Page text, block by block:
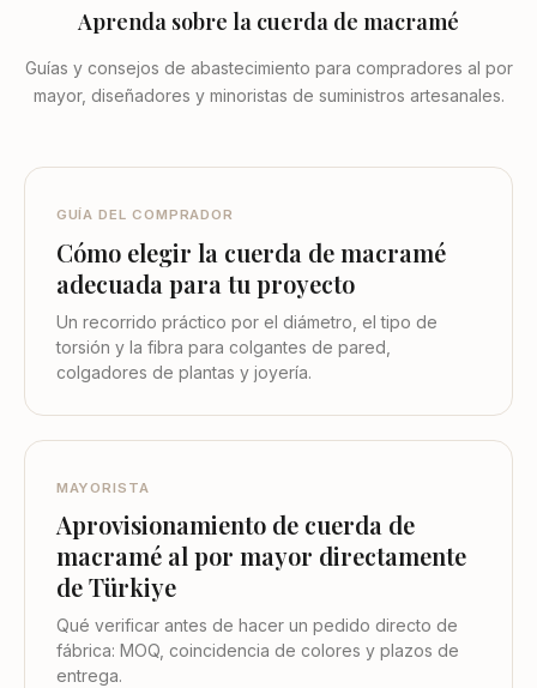
Aprenda sobre la cuerda de macramé
Guías y consejos de abastecimiento para compradores al por
mayor, diseñadores y minoristas de suministros artesanales.
GUÍA DEL COMPRADOR
Cómo elegir la cuerda de macramé
adecuada para tu proyecto
Un recorrido práctico por el diámetro, el tipo de
torsión y la fibra para colgantes de pared,
colgadores de plantas y joyería.
MAYORISTA
Aprovisionamiento de cuerda de
macramé al por mayor directamente
de Türkiye
Qué verificar antes de hacer un pedido directo de
fábrica: MOQ, coincidencia de colores y plazos de
entrega.